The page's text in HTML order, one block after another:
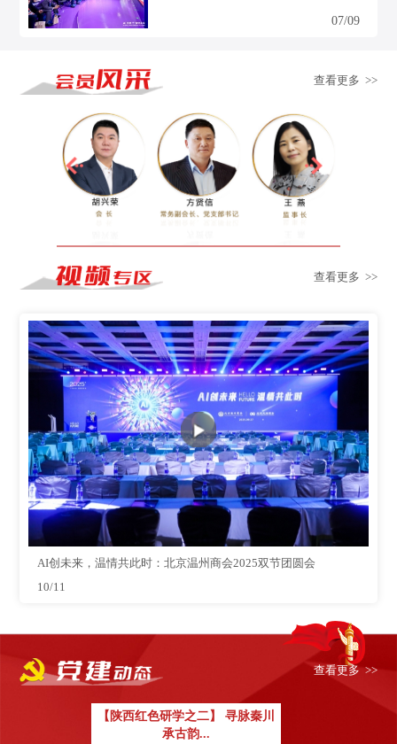
07/09
查看更多 >>
查看更多 >>
AI创未来，温情共此时：北京温州商会2025双节团圆会
10/11
查看更多 >>
【陕西红色研学之二】 寻脉秦川
承古韵...